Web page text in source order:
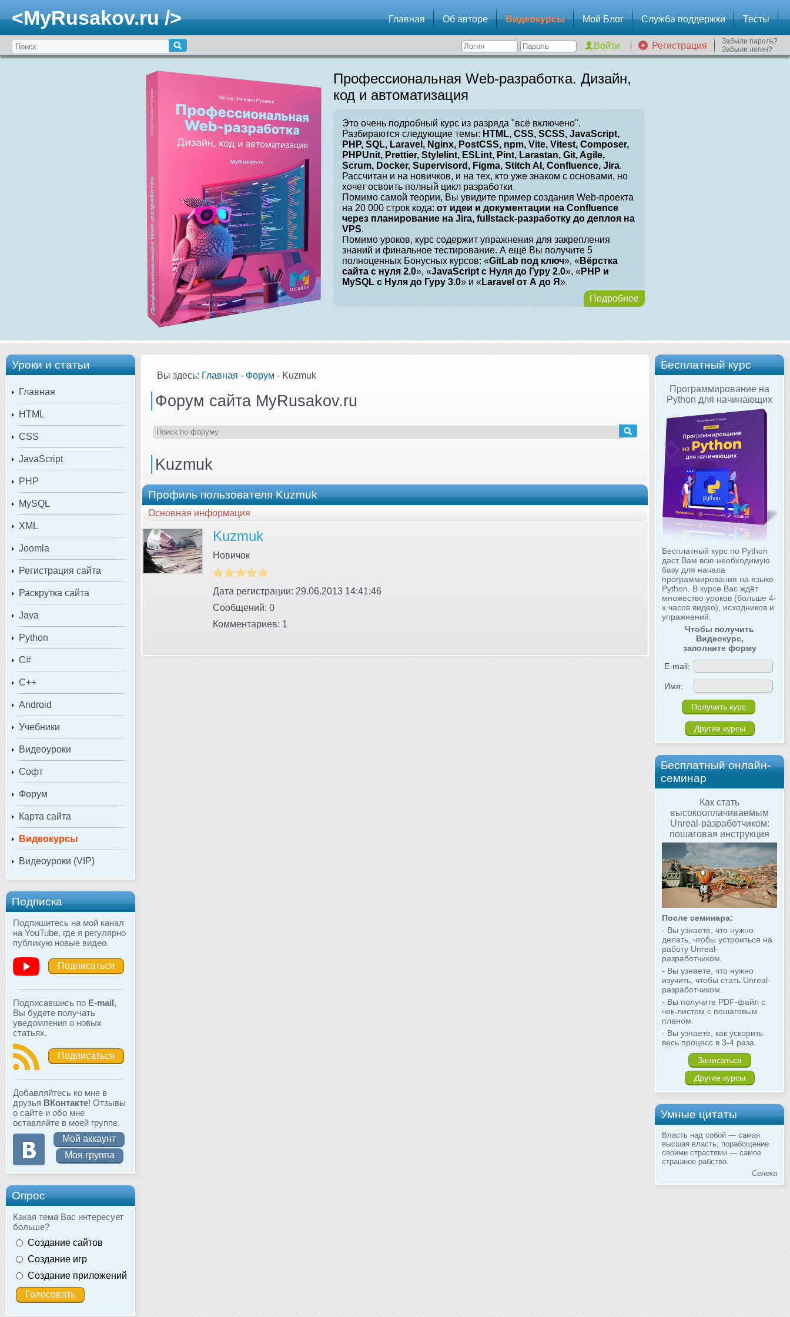
<MyRusakov.ru /> Главная Об авторе Видеокурсы Мой Блог Служба поддержки Тесты
Регистрация
Забыли пароль?
Забыли логин?
Профессиональная Web-разработка. Дизайн,
код и автоматизация
Это очень подробный курс из разряда "всё включено".
Разбираются следующие темы: HTML, CSS, SCSS, JavaScript,
PHP, SQL, Laravel, Nginx, PostCSS, npm, Vite, Vitest, Composer,
PHPUnit, Prettier, Stylelint, ESLint, Pint, Larastan, Git, Agile,
Scrum, Docker, Supervisord, Figma, Stitch AI, Confluence, Jira.
Рассчитан и на новичков, и на тех, кто уже знаком с основами, но
хочет освоить полный цикл разработки.
Помимо самой теории, Вы увидите пример создания Web-проекта
на 20 000 строк кода: от идеи и документации на Confluence
через планирование на Jira, fullstack-разработку до деплоя на
VPS.
Помимо уроков, курс содержит упражнения для закрепления
знаний и финальное тестирование. А ещё Вы получите 5
полноценных Бонусных курсов: «GitLab под ключ», « Вёрстка
сайта с нуля 2.0», «JavaScript с Нуля до Гуру 2.0», «PHP и
MySQL с Нуля до Гуру 3.0» и « Laravel от А до Я».
Подробнее
Уроки и статьи
Главная
HTML
CSS
JavaScript
PHP
MySQL
XML
Joomla
Регистрация сайта
Раскрутка сайта
Java
Python
C#
C++
Android
Учебники
Видеоуроки
Софт
Форум
Карта сайта
Видеокурсы
Видеоуроки (VIP)
Подписка
Подпишитесь на мой канал
на YouTube, где я регулярно
публикую новые видео.
Подписаться
Подписавшись по E-mail,
Вы будете получать
уведомления о новых
статьях.
Подписаться
Добавляйтесь ко мне в
друзья ВКонтакте! Отзывы
о сайте и обо мне
оставляйте в моей группе.
Мой аккаунт
Моя группа
Опрос
Какая тема Вас интересует
больше?
Создание сайтов
Создание игр
Создание приложений
Бесплатный курс
Программирование на
Python для начинающих
Бесплатный курс по Python
даст Вам всю необходимую
базу для начала
программирования на языке
Python. В курсе Вас ждёт
множество уроков (больше 4-
х часов видео), исходников и
упражнений.
Чтобы получить
Видеокурс,
заполните форму
E-mail:
Имя:
Другие курсы
Бесплатный онлайн-
семинар
Как стать
высокооплачиваемым
Unreal-разработчиком:
пошаговая инструкция
После семинара:
- Вы узнаете, что нужно
делать, чтобы устроиться на
работу Unreal-
разработчиком.
- Вы узнаете, что нужно
изучить, чтобы стать Unreal-
разработчиком.
- Вы получите PDF-файл с
чек-листом с пошаговым
планом.
- Вы узнаете, как ускорить
весь процесс в 3-4 раза.
Записаться
Другие курсы
Умные цитаты
Власть над собой — самая
высшая власть; порабощение
своими страстями — самое
страшное рабство.
Сенека
Вы здесь: Главная - Форум - Kuzmuk
Форум сайта MyRusakov.ru
Kuzmuk
Профиль пользователя Kuzmuk
Основная информация
Kuzmuk
Новичок
Дата регистрации: 29.06.2013 14:41:46
Сообщений: 0
Комментариев: 1